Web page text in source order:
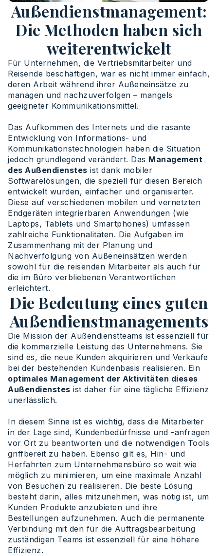
Außendienstmanagement:
Die Methoden haben sich
weiterentwickelt
Für Unternehmen, die Vertriebsmitarbeiter und
Reisende beschäftigen, war es nicht immer einfach,
deren Arbeit während ihrer Außeneinsätze zu
managen und nachzuverfolgen – mangels
geeigneter Kommunikationsmittel.
Das Aufkommen des Internets und die rasante
Entwicklung von Informations- und
Kommunikationstechnologien haben die Situation
jedoch grundlegend verändert. Das Management
des Außendienstes ist dank mobiler
Softwarelösungen, die speziell für diesen Bereich
entwickelt wurden, einfacher und organisierter.
Diese auf verschiedenen mobilen und vernetzten
Endgeräten integrierbaren Anwendungen (wie
Laptops, Tablets und Smartphones) umfassen
zahlreiche Funktionalitäten. Die Aufgaben im
Zusammenhang mit der Planung und
Nachverfolgung von Außeneinsätzen werden
sowohl für die reisenden Mitarbeiter als auch für
die im Büro verbliebenen Verantwortlichen
erleichtert.
Die Bedeutung eines guten
Außendienstmanagements
Die Mission der Außendienstteams ist essenziell für
die kommerzielle Leistung des Unternehmens. Sie
sind es, die neue Kunden akquirieren und Verkäufe
bei der bestehenden Kundenbasis realisieren. Ein
optimales Management der Aktivitäten dieses
Außendienstes ist daher für eine tägliche Effizienz
unerlässlich.
In diesem Sinne ist es wichtig, dass die Mitarbeiter
in der Lage sind, Kundenbedürfnisse und -anfragen
vor Ort zu beantworten und die notwendigen Tools
griffbereit zu haben. Ebenso gilt es, Hin- und
Herfahrten zum Unternehmensbüro so weit wie
möglich zu minimieren, um eine maximale Anzahl
von Besuchen zu realisieren. Die beste Lösung
besteht darin, alles mitzunehmen, was nötig ist, um
Kunden Produkte anzubieten und ihre
Bestellungen aufzunehmen. Auch die permanente
Verbindung mit den für die Auftragsbearbeitung
zuständigen Teams ist essenziell für eine höhere
Effizienz.